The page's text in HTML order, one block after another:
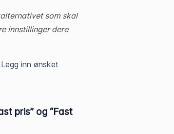
som skal
innstillinger dere
inn ønsket
pris” og “Fast